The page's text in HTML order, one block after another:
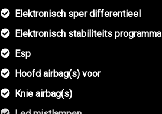
Elektronisch sper differentieel
Elektronisch stabiliteits programma
Esp
Hoofd airbag(s) voor
Knie airbag(s)